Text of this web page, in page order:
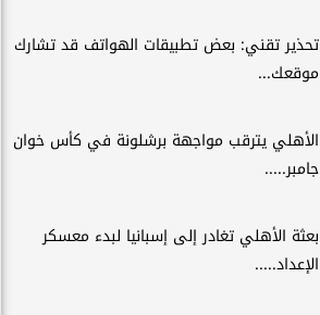
تحذير تقني: بعض تطبيقات الهواتف قد تشارك
موقعك...
الأهلي يترقب مواجهة برشلونة في كأس خوان
جامبر.....
بعثة الأهلي تغادر إلى إسبانيا لبدء معسكر
الإعداد.....